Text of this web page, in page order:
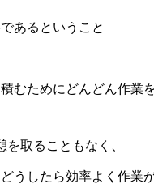
あるということ
むためにどんどん作業
取ることもなく、
うしたら効率よく作業